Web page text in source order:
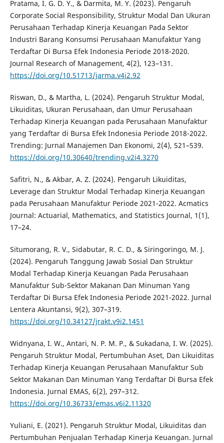
Pratama, I. G. D. Y., & Darmita, M. Y. (2023). Pengaruh
Corporate Social Responsibility, Struktur Modal Dan Ukuran
Perusahaan Terhadap Kinerja Keuangan Pada Sektor
Industri Barang Konsumsi Perusahaan Manufaktur Yang
Terdaftar Di Bursa Efek Indonesia Periode 2018-2020.
Journal Research of Management, 4(2), 123–131.
https://doi.org/10.51713/jarma.v4i2.92
Riswan, D., & Martha, L. (2024). Pengaruh Struktur Modal,
Likuiditas, Ukuran Perusahaan, dan Umur Perusahaan
Terhadap Kinerja Keuangan pada Perusahaan Manufaktur
yang Terdaftar di Bursa Efek Indonesia Periode 2018-2022.
Trending: Jurnal Manajemen Dan Ekonomi, 2(4), 521–539.
https://doi.org/10.30640/trending.v2i4.3270
Safitri, N., & Akbar, A. Z. (2024). Pengaruh Likuiditas,
Leverage dan Struktur Modal Terhadap Kinerja Keuangan
pada Perusahaan Manufaktur Periode 2021-2022. Acmatics
Journal: Actuarial, Mathematics, and Statistics Journal, 1(1),
17–24.
Situmorang, R. V., Sidabutar, R. C. D., & Siringoringo, M. J.
(2024). Pengaruh Tanggung Jawab Sosial Dan Struktur
Modal Terhadap Kinerja Keuangan Pada Perusahaan
Manufaktur Sub-Sektor Makanan Dan Minuman Yang
Terdaftar Di Bursa Efek Indonesia Periode 2021-2022. Jurnal
Lentera Akuntansi, 9(2), 307–319.
https://doi.org/10.34127/jrakt.v9i2.1451
Widnyana, I. W., Antari, N. P. M. P., & Sukadana, I. W. (2025).
Pengaruh Struktur Modal, Pertumbuhan Aset, Dan Likuiditas
Terhadap Kinerja Keuangan Perusahaan Manufaktur Sub
Sektor Makanan Dan Minuman Yang Terdaftar Di Bursa Efek
Indonesia. Jurnal EMAS, 6(2), 297–312.
https://doi.org/10.36733/emas.v6i2.11320
Yuliani, E. (2021). Pengaruh Struktur Modal, Likuiditas dan
Pertumbuhan Penjualan Terhadap Kinerja Keuangan. Jurnal